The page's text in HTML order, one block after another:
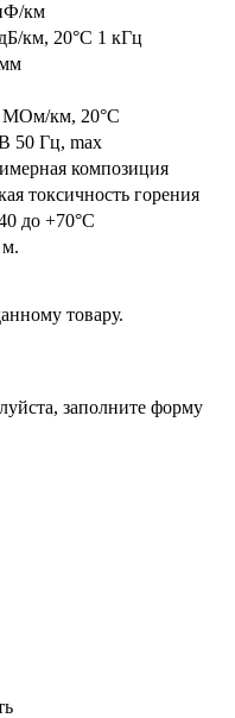
км
км, 20°С 1 кГц
МОм/км, 20°С
50 Гц, max
композиция
токсичность горения
до +70°С
м.
товару.
заполните форму